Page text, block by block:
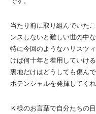
当たり前に取り組んでいた
ンスしないと難しい世の中
特に今回のようなハリスツ
けば何十年と着用していける
裏地だけはどうしても傷ん
ポテンシャルを発揮してく
Ｋ様のお言葉で自分たちの